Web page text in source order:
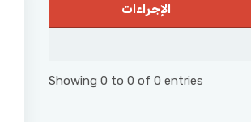
الإجراءات
Showing 0 to 0 of 0 entries